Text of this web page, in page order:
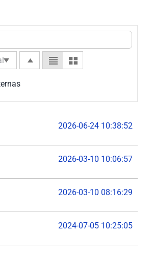
2026-06-24 10:38:52
2026-03-10 10:06:57
2026-03-10 08:16:29
2024-07-05 10:25:05